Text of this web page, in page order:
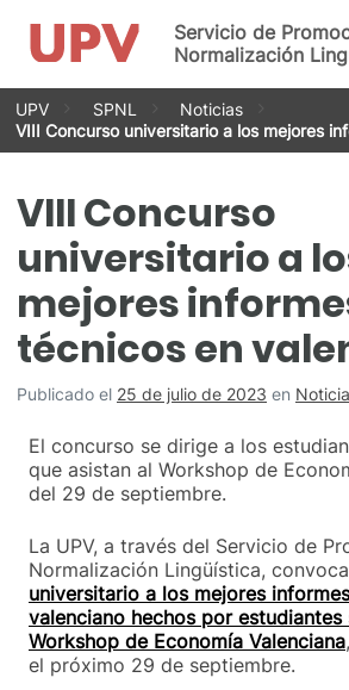
Saltar
contenido
Servicio de
Normalización
UPV SPNL
Noticias
VIII Concurso universitario a los mejores
VIII Concurso
universitario a
mejores
técnicos en
Publicado el 25 de julio de 2023 en
El concurso se dirige a los
que asistan al Workshop de
del 29 de septiembre.
La UPV, a través del Servicio de
Normalización Lingüística,
universitario a los mejores
valenciano hechos por estudiantes
Workshop de Economía Valenciana
el próximo 29 de septiembre.